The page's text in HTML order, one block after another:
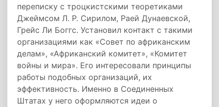
переписку с троцкистскими теоретиками
Джеймсом Л. Р. Сирилом, Раей Дунаевской,
Грейс Ли Боггс. Установил контакт с такими
организациями как «Совет по африканским
делам», «Африканский комитет», «Комитет
войны и мира». Его интересовали принципы
работы подобных организаций, их
эффективность. Именно в Соединенных
Штатах у него оформляются идеи о